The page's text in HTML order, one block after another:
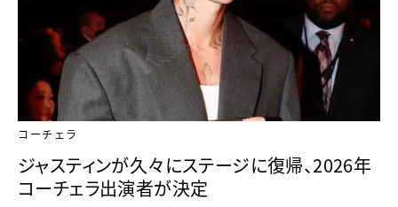
コーチェラ
ジャスティンが久々にステージに復帰、2026年
コーチェラ出演者が決定